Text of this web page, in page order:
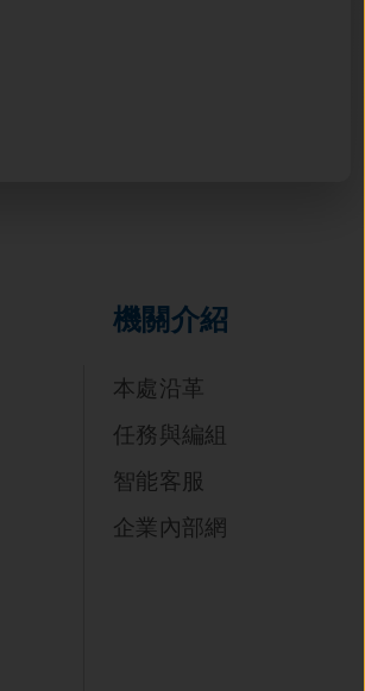
機關介紹
本處沿革
任務與編組
智能客服
企業內部網